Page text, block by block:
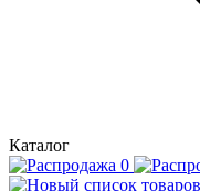
Каталог